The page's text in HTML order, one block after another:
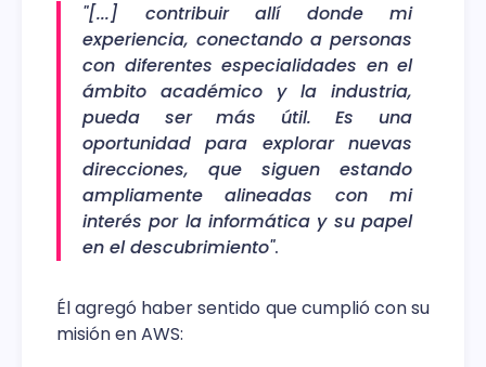
"[...] contribuir allí donde mi
experiencia, conectando a personas
con diferentes especialidades en el
ámbito académico y la industria,
pueda ser más útil. Es una
oportunidad para explorar nuevas
direcciones, que siguen estando
ampliamente alineadas con mi
interés por la informática y su papel
en el descubrimiento".
Él agregó haber sentido que cumplió con su
misión en AWS: